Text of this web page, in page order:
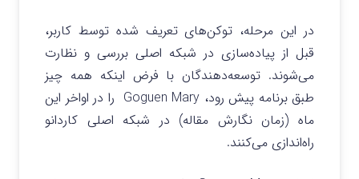
در این مرحله، توکن‌های تعریف شده توسط کاربر،
قبل از پیاده‌سازی در شبکه اصلی بررسی و نظارت
می‌شوند. توسعه‌دهندگان با فرض اینکه همه چیز
طبق برنامه پیش رود، Goguen Mary را در اواخر این
ماه (زمان نگارش مقاله) در شبکه اصلی کاردانو
راه‌اندازی می‌کنند.